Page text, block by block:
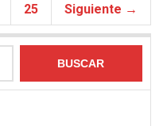
25 Siguiente →